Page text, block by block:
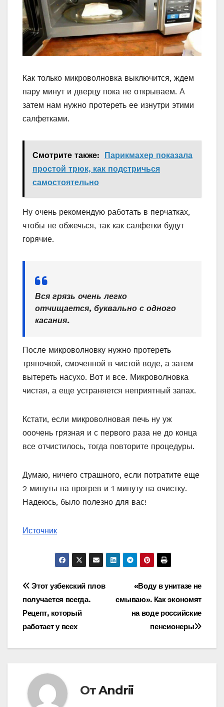
Как только микроволновка выключится, ждем
пару минут и дверцу пока не открываем. А
затем нам нужно протереть ее изнутри этими
салфетками.
Смотрите также:
Парикмахер показала
простой трюк, как подстричься
самостоятельно
Ну очень рекомендую работать в перчатках,
чтобы не обжечься, так как салфетки будут
горячие.
Вся грязь очень легко
отчищается, буквально с одного
касания.
После микроволновку нужно протереть
тряпочкой, смоченной в чистой воде, а затем
вытереть насухо. Вот и все. Микроволновка
чистая, а еще устраняется неприятный запах.
Кстати, если микроволновая печь ну уж
ооочень грязная и с первого раза не до конца
все отчистилось, тогда повторите процедуры.
Думаю, ничего страшного, если потратите еще
2 минуты на прогрев и 1 минуту на очистку.
Надеюсь, было полезно для вас!
Источник
Навигация
по
записям
«Воду в унитазе не
смываю». Как экономят
на воде российские
пенсионеры
Этот узбекский плов
получается всегда.
Рецепт, который
работает у всех
ОтAndrii